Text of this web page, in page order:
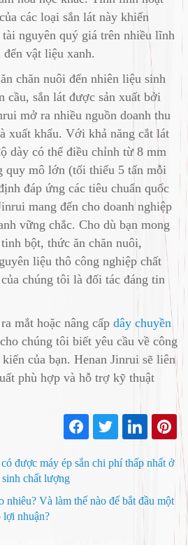
các loại sắn lát này khiến
nguyên quý giá trên nhiều lĩnh
vật liệu xanh.
chăn nuôi đến nhiên liệu sinh
cầu, sắn lát được sản xuất bởi
mở ra nhiều nguồn doanh thu
xuất khẩu. Với khả năng cắt lát
dày có thể điều chỉnh từ 8 mm
quy mô lớn (tối thiểu 5 tấn mỗi
đáp ứng các tiêu chuẩn quốc
mang đến cho doanh nghiệp
vững chắc. Cho dù bạn mong
bột, thức ăn chăn nuôi,
liệu thô công nghiệp chất
chúng tôi là đối tác đáng tin
mắt hoặc nâng cấpdây chuyền
chúng tôi biết yêu cầu về công
​​của bạn. Henan Jinrui sẽ liên
phù hợp và hỗ trợ kỹ thuật
được máy ép sắn chi phí thấp nhất ở
chất lượng
nhiêu? Và làm thế nào để bắt đầu một
lợi nhuận?